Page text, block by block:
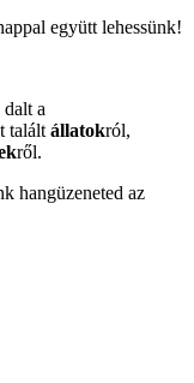
együtt lehessünk!
a
talált állatokról,
ről.
hangüzeneted az